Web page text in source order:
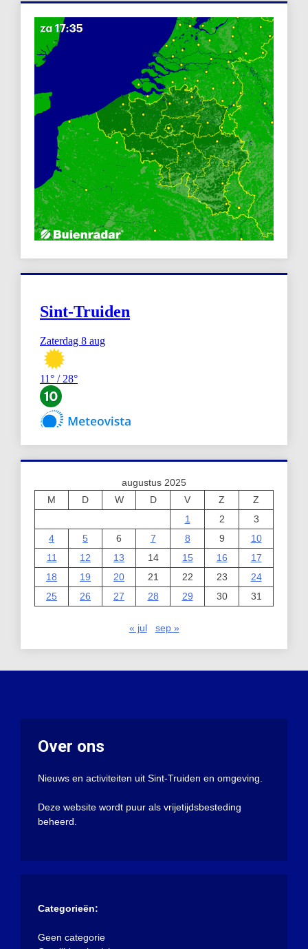
augustus 2025
M
D W D V Z
Z
1
2
3
4
5 6 7 8 9
10
11
12 13 14 15 16
17
18
19 20 21 22 23
24
25
26 27 28 29 30 31
« jul sep »
Over ons
Nieuws en activiteiten uit Sint-Truiden en omgeving.
Deze website wordt puur als vrijetijdsbesteding
beheerd.
Categorieën:
Geen categorie